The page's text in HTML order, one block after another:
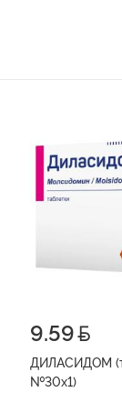
9.59
ДИЛАСИДОМ
№30х1)